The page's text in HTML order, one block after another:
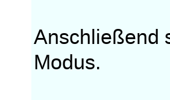
Anschließend
Modus.